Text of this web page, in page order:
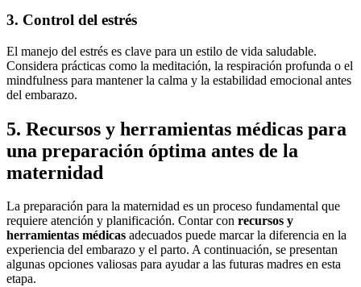
3. Control del estrés
El manejo del estrés es clave para un estilo de vida saludable.
Considera prácticas como la meditación, la respiración profunda o el
mindfulness para mantener la calma y la estabilidad emocional antes
del embarazo.
5. Recursos y herramientas médicas para
una preparación óptima antes de la
maternidad
La preparación para la maternidad es un proceso fundamental que
requiere atención y planificación. Contar con recursos y
herramientas médicas adecuados puede marcar la diferencia en la
experiencia del embarazo y el parto. A continuación, se presentan
algunas opciones valiosas para ayudar a las futuras madres en esta
etapa.